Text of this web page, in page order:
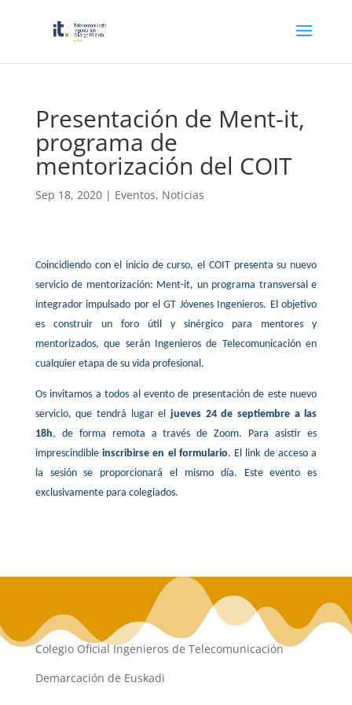
Presentación de Ment-it,
programa de
mentorización del COIT
Sep 18, 2020| Eventos, Noticias
Coincidiendo con el inicio de curso, el COIT presenta su nuevo
servicio de mentorización: Ment-it, un programa transversal e
integrador impulsado por el GT Jóvenes Ingenieros. El objetivo
es construir un foro útil y sinérgico para mentores y
mentorizados, que serán Ingenieros de Telecomunicación en
cualquier etapa de su vida profesional.
Os invitamos a todos al evento de presentación de este nuevo
servicio, que tendrá lugar el jueves 24 de septiembre a las
18h, de forma remota a través de Zoom. Para asistir es
imprescindibleinscribirse en el formulario. El link de acceso a
la sesión se proporcionará el mismo día. Este evento es
exclusivamente para colegiados.
Colegio Oficial Ingenieros de Telecomunicación
Demarcación de Euskadi